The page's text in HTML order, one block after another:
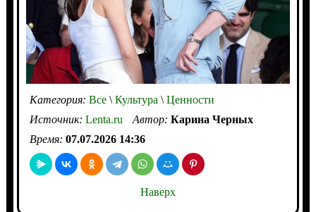
Категория: Все\Культура \Ценности
Источник: Lenta.ru Автор: Карина Черных
Время: 07.07.2026 14:36
Наверх